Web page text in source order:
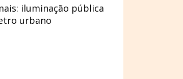
iluminação pública
urbano